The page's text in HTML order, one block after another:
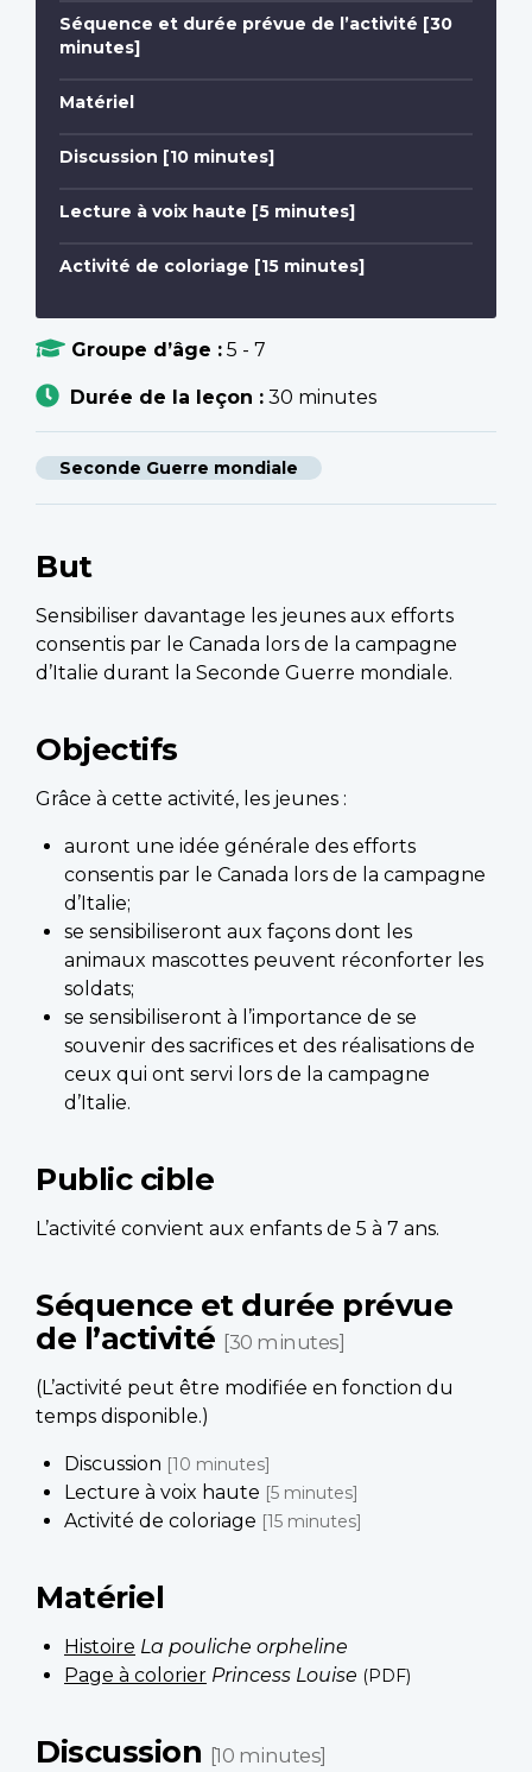
Séquence et durée prévue de l’activité [30
minutes]
Matériel
Discussion [10 minutes]
Lecture à voix haute [5 minutes]
Activité de coloriage [15 minutes]
Groupe d’âge : 5 - 7
Durée de la leçon : 30 minutes
Seconde Guerre mondiale
But
Sensibiliser davantage les jeunes aux efforts
consentis par le Canada lors de la campagne
d’Italie durant la Seconde Guerre mondiale.
Objectifs
Grâce à cette activité, les jeunes :
auront une idée générale des efforts
consentis par le Canada lors de la campagne
d’Italie;
se sensibiliseront aux façons dont les
animaux mascottes peuvent réconforter les
soldats;
se sensibiliseront à l’importance de se
souvenir des sacrifices et des réalisations de
ceux qui ont servi lors de la campagne
d’Italie.
Public cible
L’activité convient aux enfants de 5 à 7 ans.
Séquence et durée prévue
de l’activité [30 minutes]
(L’activité peut être modifiée en fonction du
temps disponible.)
Discussion [10 minutes]
Lecture à voix haute [5 minutes]
Activité de coloriage [15 minutes]
Matériel
Histoire La pouliche orpheline
Page à colorier Princess Louise (PDF)
Discussion [10 minutes]